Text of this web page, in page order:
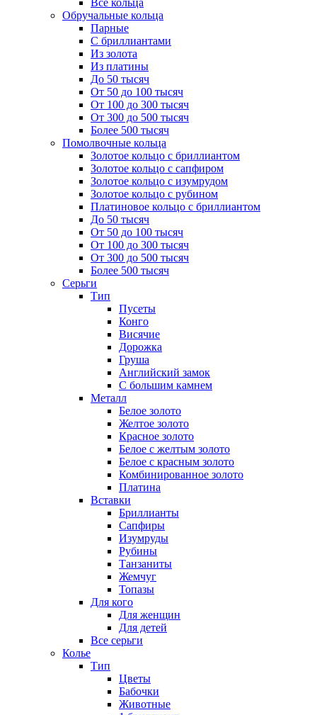
Все кольца
Обручальные кольца
Парные
С бриллиантами
Из золота
Из платины
До 50 тысяч
От 50 до 100 тысяч
От 100 до 300 тысяч
От 300 до 500 тысяч
Более 500 тысяч
Помолвочные кольца
Золотое кольцо с бриллиантом
Золотое кольцо с сапфиром
Золотое кольцо с изумрудом
Золотое кольцо с рубином
Платиновое кольцо с бриллиантом
До 50 тысяч
От 50 до 100 тысяч
От 100 до 300 тысяч
От 300 до 500 тысяч
Более 500 тысяч
Серьги
Тип
Пусеты
Конго
Висячие
Дорожка
Груша
Английский замок
С большим камнем
Металл
Белое золото
Желтое золото
Красное золото
Белое с желтым золото
Белое с красным золото
Комбинированное золото
Платина
Вставки
Бриллианты
Сапфиры
Изумруды
Рубины
Танзаниты
Жемчуг
Топазы
Для кого
Для женщин
Для детей
Все серьги
Колье
Тип
Цветы
Бабочки
Животные